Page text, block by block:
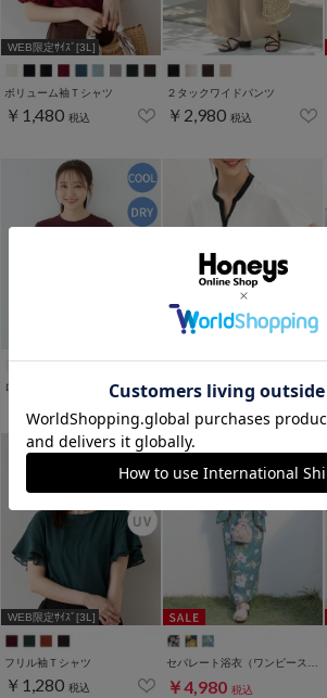
WEB限定ｻｲｽﾞ[3L]
ボリューム袖Ｔシャツ
￥1,480 税込
２タックワイドパンツ
￥2,980 税込
ロゴプリントＴシャツ
￥1,280 税込
レース使いブラウス
￥2,980 税込
WEB限定ｻｲｽﾞ[3L]
フリル袖Ｔシャツ
￥1,280 税込 ￥4,980 税込